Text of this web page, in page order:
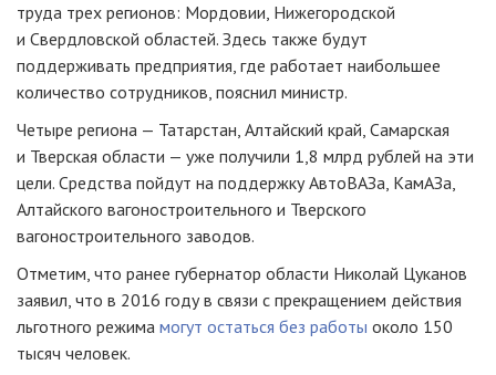
труда трех регионов: Мордовии, Нижегородской
и Свердловской областей. Здесь также будут
поддерживать предприятия, где работает наибольшее
количество сотрудников, пояснил министр.
Четыре региона — Татарстан, Алтайский край, Самарская
и Тверская области — уже получили 1,8 млрд рублей на эти
цели. Средства пойдут на поддержку АвтоВАЗа, КамАЗа,
Алтайского вагоностроительного и Тверского
вагоностроительного заводов.
Отметим, что ранее губернатор области Николай Цуканов
заявил, что в 2016 году в связи с прекращением действия
льготного режима могут остаться без работы около 150
тысяч человек.